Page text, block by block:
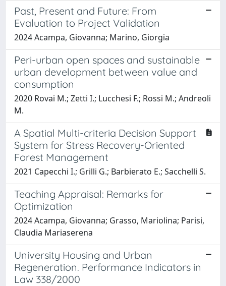
Past, Present and Future: From
Evaluation to Project Validation
2024 Acampa, Giovanna; Marino, Giorgia
Peri-urban open spaces and sustainable
urban development between value and
consumption
2020 Rovai M.; Zetti I.; Lucchesi F.; Rossi M.; Andreoli
M.
A Spatial Multi-criteria Decision Support
System for Stress Recovery-Oriented
Forest Management
2021 Capecchi I.; Grilli G.; Barbierato E.; Sacchelli S.
Teaching Appraisal: Remarks for
Optimization
2024 Acampa, Giovanna; Grasso, Mariolina; Parisi,
Claudia Mariaserena
University Housing and Urban
Regeneration. Performance Indicators in
Law 338/2000